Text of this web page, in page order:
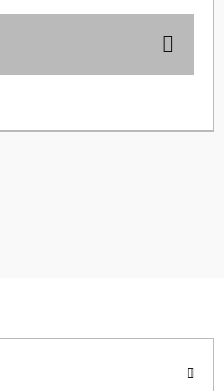
kullanarak tarafımıza